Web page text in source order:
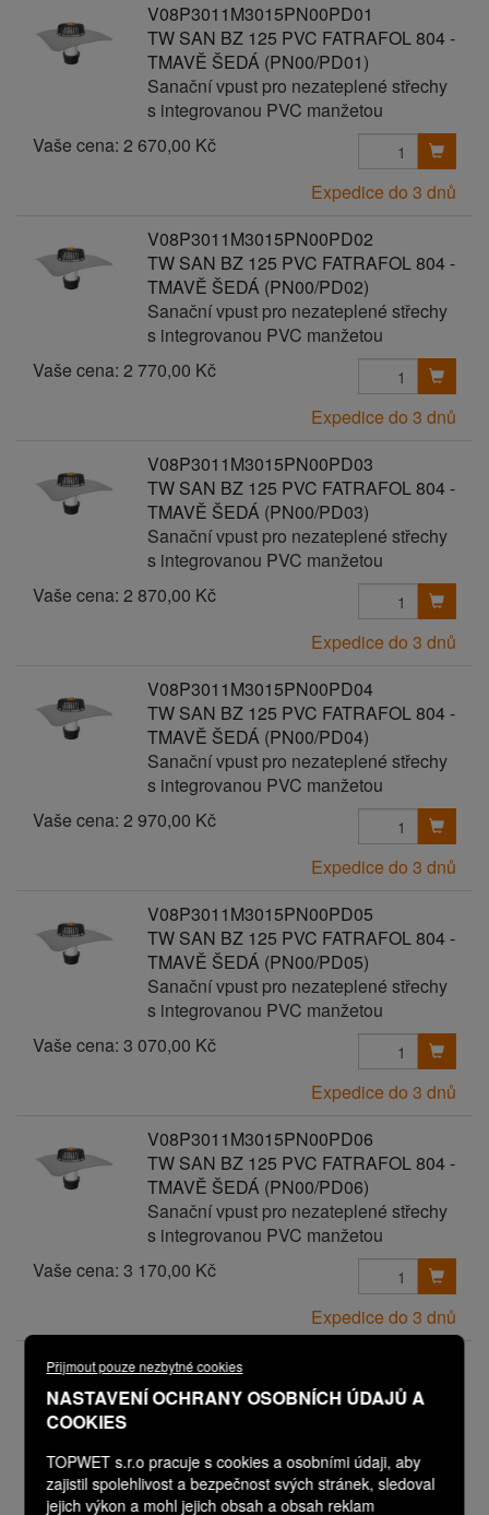
Přijmout pouze nezbytné cookies
NASTAVENÍ OCHRANY OSOBNÍCH ÚDAJŮ A
COOKIES
TOPWET s.r.o pracuje s cookies a osobními údaji, aby
zajistil spolehlivost a bezpečnost svých stránek, sledoval
jejich výkon a mohl jejich obsah a obsah reklam
V08P3011M3015PN00PD01
TW SAN BZ 125 PVC FATRAFOL 804 -
TMAVĚ ŠEDÁ (PN00/PD01)
Sanační vpust pro nezateplené střechy
s integrovanou PVC manžetou
Vaše cena: 2 670,00 Kč
Expedice do 3 dnů
V08P3011M3015PN00PD02
TW SAN BZ 125 PVC FATRAFOL 804 -
TMAVĚ ŠEDÁ (PN00/PD02)
Sanační vpust pro nezateplené střechy
s integrovanou PVC manžetou
Vaše cena: 2 770,00 Kč
Expedice do 3 dnů
V08P3011M3015PN00PD03
TW SAN BZ 125 PVC FATRAFOL 804 -
TMAVĚ ŠEDÁ (PN00/PD03)
Sanační vpust pro nezateplené střechy
s integrovanou PVC manžetou
Vaše cena: 2 870,00 Kč
Expedice do 3 dnů
V08P3011M3015PN00PD04
TW SAN BZ 125 PVC FATRAFOL 804 -
TMAVĚ ŠEDÁ (PN00/PD04)
Sanační vpust pro nezateplené střechy
s integrovanou PVC manžetou
Vaše cena: 2 970,00 Kč
Expedice do 3 dnů
V08P3011M3015PN00PD05
TW SAN BZ 125 PVC FATRAFOL 804 -
TMAVĚ ŠEDÁ (PN00/PD05)
Sanační vpust pro nezateplené střechy
s integrovanou PVC manžetou
Vaše cena: 3 070,00 Kč
Expedice do 3 dnů
V08P3011M3015PN00PD06
TW SAN BZ 125 PVC FATRAFOL 804 -
TMAVĚ ŠEDÁ (PN00/PD06)
Sanační vpust pro nezateplené střechy
s integrovanou PVC manžetou
Vaše cena: 3 170,00 Kč
Expedice do 3 dnů
V08P3011M3017PN00PD00
TW SAN BZ 125 PVC FLAGON ŠEDÁ
Sanační vpust pro nezateplené střechy
Vaše cena:2 570,00 Kč